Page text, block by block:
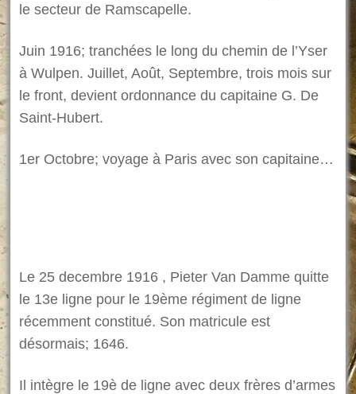
le secteur de Ramscapelle.
Juin 1916; tranchées le long du chemin de l’Yser
à Wulpen. Juillet, Août, Septembre, trois mois sur
le front, devient ordonnance du capitaine G. De
Saint-Hubert.
1er Octobre; voyage à Paris avec son capitaine…
Le 25 decembre 1916 , Pieter Van Damme quitte
le 13e ligne pour le 19ème régiment de ligne
récemment constitué. Son matricule est
désormais; 1646.
Il intègre le 19è de ligne avec deux frères d’armes